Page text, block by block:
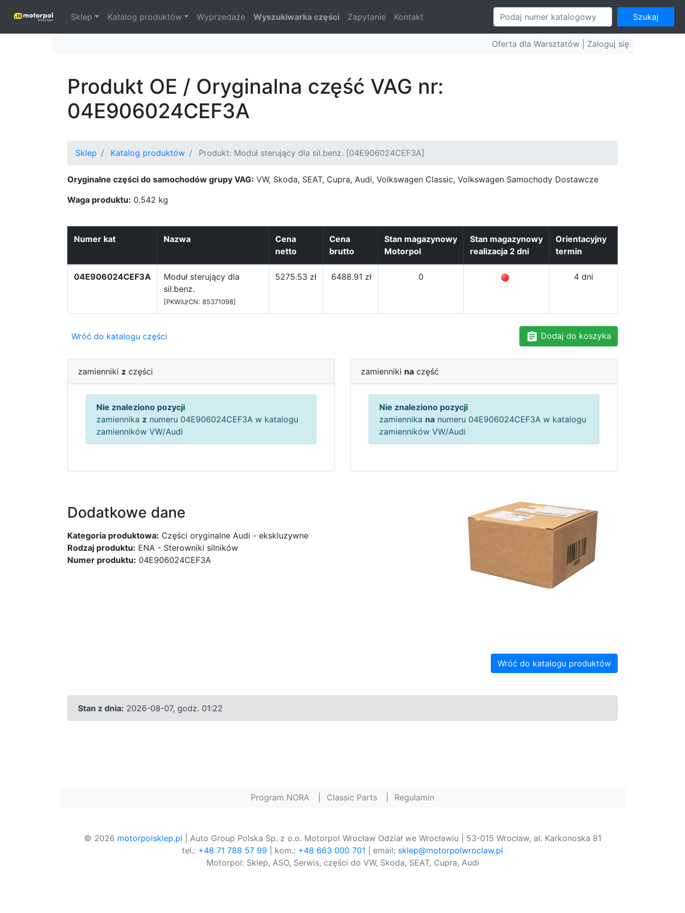
Sklep Katalog produktów Wyprzedaże Wyszukiwarka części Zapytanie Kontakt Szukaj
Oferta dla Warsztatów | Zaloguj się
Produkt OE / Oryginalna część VAG nr:
04E906024CEF3A
Sklep Katalog produktów Produkt: Moduł sterujący dla sil.benz. [04E906024CEF3A]
Oryginalne części do samochodów grupy VAG: VW, Skoda, SEAT, Cupra, Audi, Volkswagen Classic, Volkswagen Samochody Dostawcze
Waga produktu: 0.542 kg
Numer kat Nazwa
Cena
netto
Cena
brutto
Stan magazynowy
Motorpol
Stan magazynowy
realizacja 2 dni
Orientacyjny
termin
04E906024CEF3A
Moduł sterujący dla
sil.benz.
[PKWiU/CN: 85371098]
5275.53 zł 6488.91 zł 0 4 dni
Wróć do katalogu części Dodaj do koszyka
zamienniki z części
Nie znaleziono pozycji
zamiennika z numeru 04E906024CEF3A w katalogu
zamienników VW/Audi
zamienniki na część
Nie znaleziono pozycji
zamiennika na numeru 04E906024CEF3A w katalogu
zamienników VW/Audi
Dodatkowe dane
Kategoria produktowa: Części oryginalne Audi - ekskluzywne
Rodzaj produktu: ENA - Sterowniki silników
Numer produktu: 04E906024CEF3A
Wróć do katalogu produktów
Stan z dnia: 2026-08-07, godz. 01:22
Program NORA Classic Parts Regulamin
© 2026 motorpolsklep.pl | Auto Group Polska Sp. z o.o. Motorpol Wrocław Odział we Wrocławiu | 53-015 Wrocław, al. Karkonoska 81
tel.: +48 71 788 57 99 | kom.: +48 663 000 701 | email: sklep@motorpolwroclaw.pl
Motorpol: Sklep, ASO, Serwis, części do VW, Skoda, SEAT, Cupra, Audi